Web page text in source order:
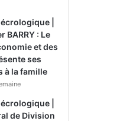
|
BARRY : Le
et des
ses
à la famille
|
de Division